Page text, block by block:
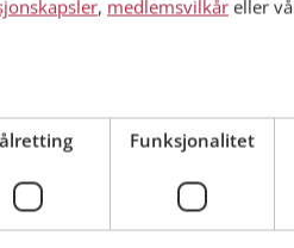
, medlemsvilkår eller
Funksjonalitet